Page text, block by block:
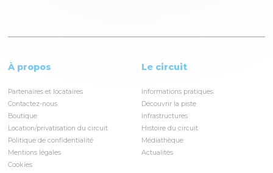
À propos
Partenaires et locataires
Contactez-nous
Boutique
Location/privatisation du circuit
Politique de confidentialité
Mentions légales
Cookies
Le circuit
Informations pratiques
Découvrir la piste
Infrastructures
Histoire du circuit
Médiathèque
Actualités